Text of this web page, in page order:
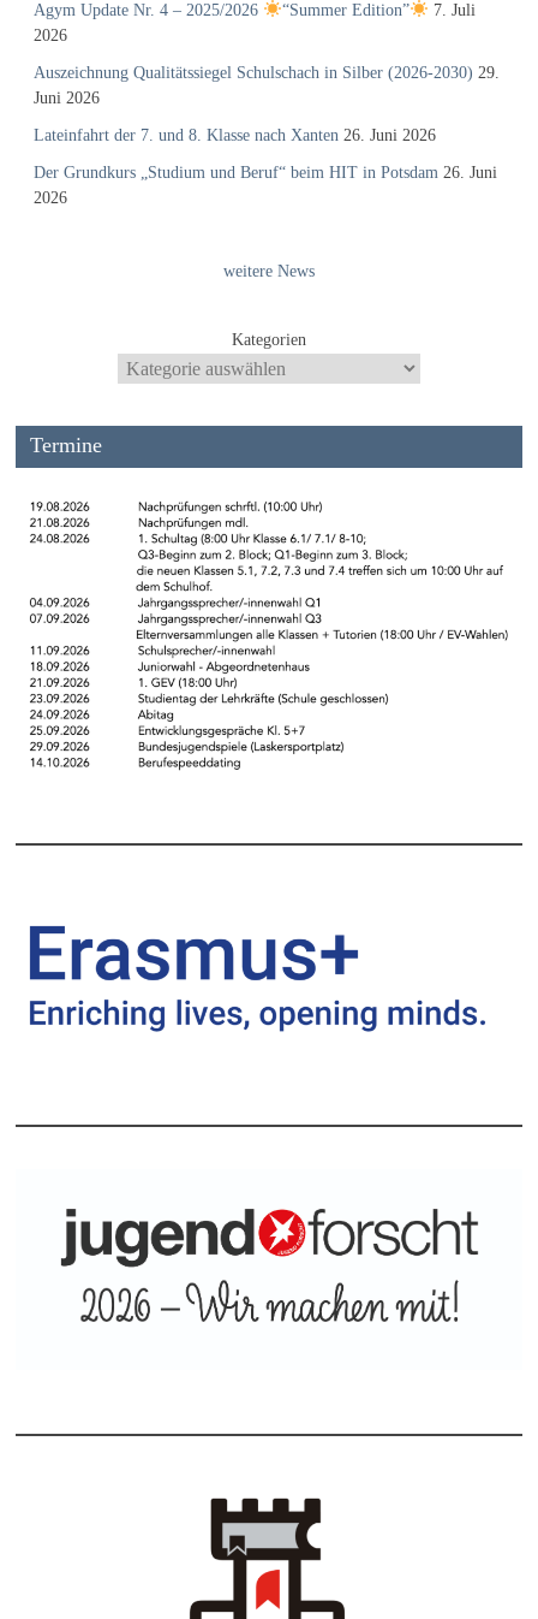
Agym Update Nr. 4 – 2025/2026 “Summer Edition”
7. Juli
2026
Auszeichnung Qualitätssiegel Schulschach in Silber (2026-2030) 29.
Juni 2026
Lateinfahrt der 7. und 8. Klasse nach Xanten 26. Juni 2026
Der Grundkurs „Studium und Beruf“ beim HIT in Potsdam 26. Juni
2026
weitere News
Kategorien
Termine